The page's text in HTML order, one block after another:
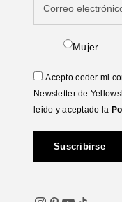
Mujer
Acepto ceder mi
Newsletter de
leido y aceptado la
Suscribirse